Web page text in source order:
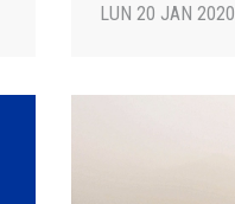
LUN 20 JAN 2020